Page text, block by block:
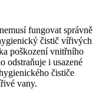
fungovat správně
čistič vířivých
poškození vnitřního
odstraňuje i usazené
čističe
vany.